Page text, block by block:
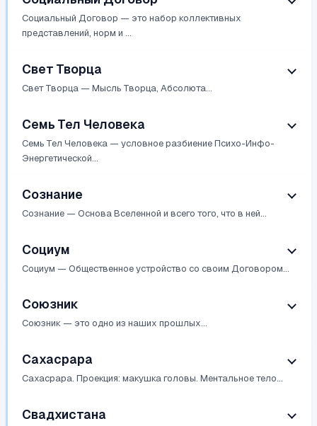
Социальный Договор — это набор коллективных
представлений, норм и ...
Свет Творца
Свет Творца — Мысль Творца, Абсолюта...
Семь Тел Человека
Семь Тел Человека — условное разбиение Психо-Инфо-
Энергетической...
Сознание
Сознание — Основа Вселенной и всего того, что в ней...
Социум
Социум — Общественное устройство со своим Договором...
Союзник
Союзник — это одно из наших прошлых...
Сахасрара
Сахасрара. Проекция: макушка головы. Ментальное тело...
Свадхистана